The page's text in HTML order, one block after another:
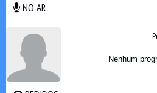
NO AR
Nenhum